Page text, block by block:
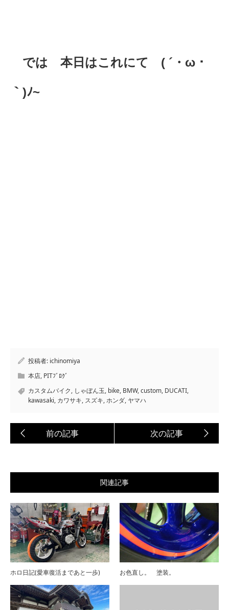
では 本日はこれにて ( ´・ω・
｀)ﾉ~
投稿者: ichinomiya
本店, PITﾌﾞﾛｸﾞ
カスタムバイク, しゃぼん玉, bike, BMW,custom, DUCATI,
kawasaki, カワサキ, スズキ,ホンダ, ヤマハ
関連記事
ホロ日記(愛車復活まであと一歩) お色直し。 塗装。